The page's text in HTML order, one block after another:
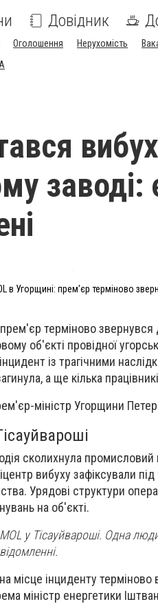
Довідник
Оголошення Нерухомість
заводі:
в Угорщині: прем'єр терміново
прем'єр терміново
об'єкті провідної
із трагічними
а ще кілька
міністр Угорщини
сколихнула
вибуху зафіксували
Урядові структури
на об'єкті.
у Тісауйвароші. Одна
місце інциденту
міністр енергетики